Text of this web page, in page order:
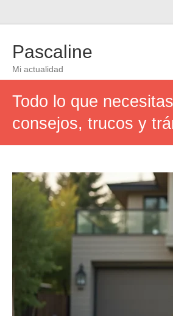
Pascaline
Mi actualidad
Todo lo que
consejos, trucos y